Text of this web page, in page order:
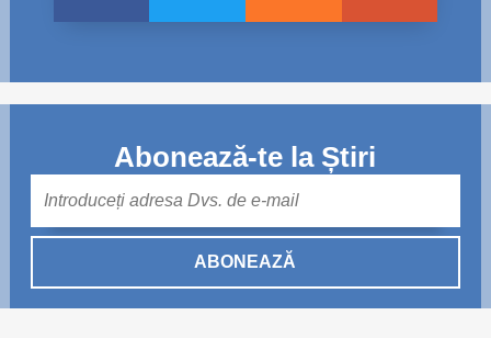
Abonează-te la Știri
ABONEAZĂ